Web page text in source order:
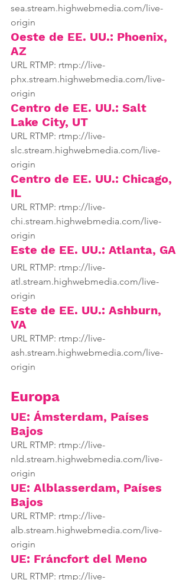
sea.stream.highwebmedia.com/live-
origin
Oeste de EE. UU.: Phoenix,
AZ
URL RTMP: rtmp://live-
phx.stream.highwebmedia.com/live-
origin
Centro de EE. UU.: Salt
Lake City, UT
URL RTMP: rtmp://live-
slc.stream.highwebmedia.com/live-
origin
Centro de EE. UU.: Chicago,
IL
URL RTMP: rtmp://live-
chi.stream.highwebmedia.com/live-
origin
Este de EE. UU.: Atlanta, GA
URL RTMP: rtmp://live-
atl.stream.highwebmedia.com/live-
origin
Este de EE. UU.: Ashburn,
VA
URL RTMP: rtmp://live-
ash.stream.highwebmedia.com/live-
origin
Europa
UE: Ámsterdam, Países
Bajos
URL RTMP: rtmp://live-
nld.stream.highwebmedia.com/live-
origin
UE: Alblasserdam, Países
Bajos
URL RTMP: rtmp://live-
alb.stream.highwebmedia.com/live-
origin
UE: Fráncfort del Meno
URL RTMP: rtmp://live-